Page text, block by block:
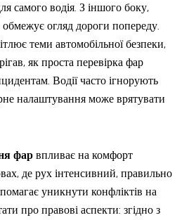
самого водія. З іншого боку,
огляд дороги попереду.
теми автомобільної безпеки,
як проста перевірка фар
Водії часто ігнорують
налаштування може врятувати
фар впливає на комфорт
де рух інтенсивний, правильно
уникнути конфліктів на
про правові аспекти: згідно з